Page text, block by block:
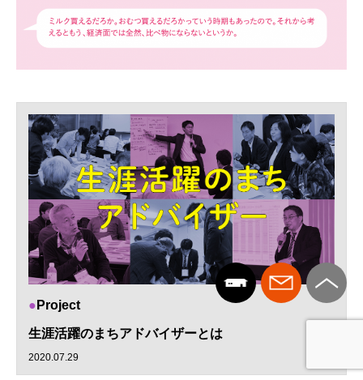
Project
生涯活躍のまちアドバイザーとは
2020.07.29